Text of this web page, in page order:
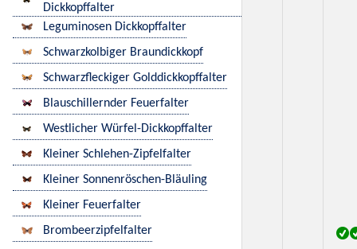
Dickkopffalter
Leguminosen Dickkopffalter
Schwarzkolbiger Braundickkopf
Schwarzfleckiger Golddickkopffalter
Blauschillernder Feuerfalter
Westlicher Würfel-Dickkopffalter
Kleiner Schlehen-Zipfelfalter
Kleiner Sonnenröschen-Bläuling
Kleiner Feuerfalter
Brombeerzipfelfalter